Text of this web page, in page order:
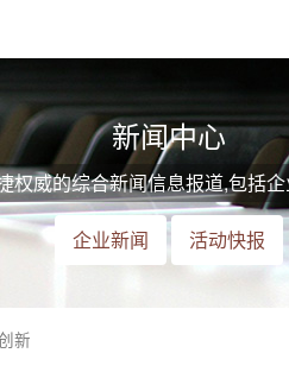
新闻中心
权威的综合新闻信息报道,包括
企业新闻 活动快报
新